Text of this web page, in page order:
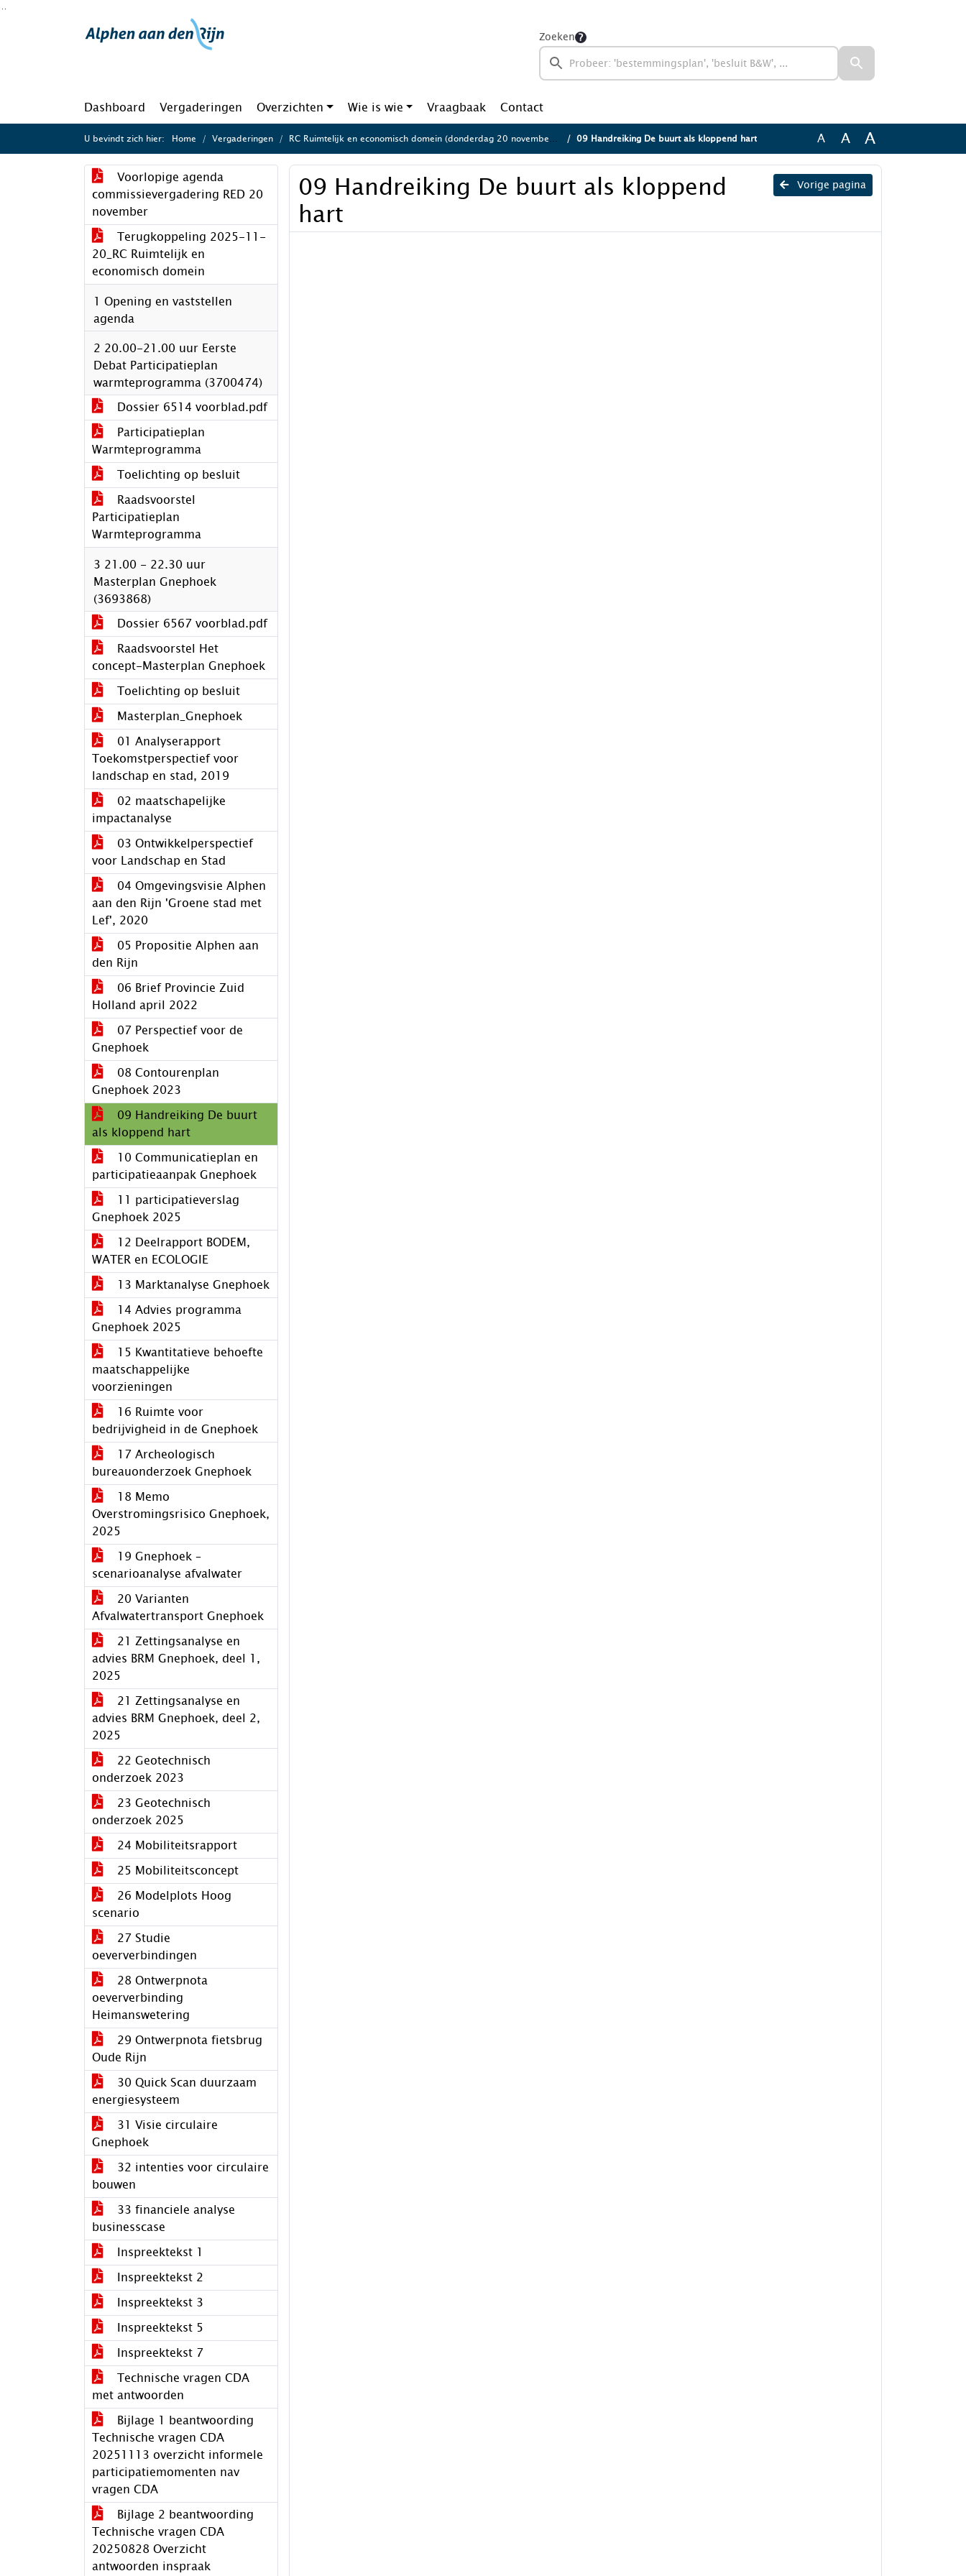
Ga naar de inhoud van deze pagina
Zoeken
Dashboard Vergaderingen Overzichten Wie is wie Vraagbaak Contact
U bevindt zich hier: Home Vergaderingen RC Ruimtelijk en economisch domein (donderdag 20 november 2025) 09 Handreiking De buurt als kloppend hart A A A
Voorlopige agenda
commissievergadering RED 20
november
Terugkoppeling 2025-11-
20_RC Ruimtelijk en
economisch domein
1 Opening en vaststellen
agenda
2 20.00-21.00 uur Eerste
Debat Participatieplan
warmteprogramma (3700474)
Dossier 6514 voorblad.pdf
Participatieplan
Warmteprogramma
Toelichting op besluit
Raadsvoorstel
Participatieplan
Warmteprogramma
3 21.00 - 22.30 uur
Masterplan Gnephoek
(3693868)
Dossier 6567 voorblad.pdf
Raadsvoorstel Het
concept-Masterplan Gnephoek
Toelichting op besluit
Masterplan_Gnephoek
01 Analyserapport
Toekomstperspectief voor
landschap en stad, 2019
02 maatschapelijke
impactanalyse
03 Ontwikkelperspectief
voor Landschap en Stad
04 Omgevingsvisie Alphen
aan den Rijn 'Groene stad met
Lef', 2020
05 Propositie Alphen aan
den Rijn
06 Brief Provincie Zuid
Holland april 2022
07 Perspectief voor de
Gnephoek
08 Contourenplan
Gnephoek 2023
09 Handreiking De buurt
als kloppend hart
10 Communicatieplan en
participatieaanpak Gnephoek
11 participatieverslag
Gnephoek 2025
12 Deelrapport BODEM,
WATER en ECOLOGIE
13 Marktanalyse Gnephoek
14 Advies programma
Gnephoek 2025
15 Kwantitatieve behoefte
maatschappelijke
voorzieningen
16 Ruimte voor
bedrijvigheid in de Gnephoek
17 Archeologisch
bureauonderzoek Gnephoek
18 Memo
Overstromingsrisico Gnephoek,
2025
19 Gnephoek –
scenarioanalyse afvalwater
20 Varianten
Afvalwatertransport Gnephoek
21 Zettingsanalyse en
advies BRM Gnephoek, deel 1,
2025
21 Zettingsanalyse en
advies BRM Gnephoek, deel 2,
2025
22 Geotechnisch
onderzoek 2023
23 Geotechnisch
onderzoek 2025
24 Mobiliteitsrapport
25 Mobiliteitsconcept
26 Modelplots Hoog
scenario
27 Studie
oeververbindingen
28 Ontwerpnota
oeververbinding
Heimanswetering
29 Ontwerpnota fietsbrug
Oude Rijn
30 Quick Scan duurzaam
energiesysteem
31 Visie circulaire
Gnephoek
32 intenties voor circulaire
bouwen
33 financiele analyse
businesscase
Inspreektekst 1
Inspreektekst 2
Inspreektekst 3
Inspreektekst 5
Inspreektekst 7
Technische vragen CDA
met antwoorden
Bijlage 1 beantwoording
Technische vragen CDA
20251113 overzicht informele
participatiemomenten nav
vragen CDA
Bijlage 2 beantwoording
Technische vragen CDA
20250828 Overzicht
antwoorden inspraak
Vorige pagina
09 Handreiking De buurt als kloppend
hart